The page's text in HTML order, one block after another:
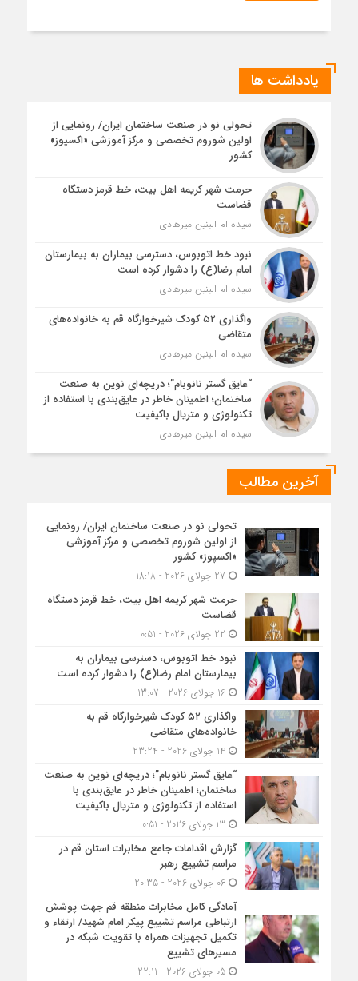
یادداشت ها
تحولی نو در صنعت ساختمان ایران/ رونمایی از
اولین شوروم تخصصی و مرکز آموزشی «اکسپوز»
کشور
حرمت شهر کریمه اهل بیت، خط قرمز دستگاه
قضاست
سیده ام البنین میرهادی
نبود خط اتوبوس، دسترسی بیماران به بیمارستان
امام رضا(ع) را دشوار کرده است
سیده ام البنین میرهادی
واگذاری ۵۲ کودک شیرخوارگاه قم به خانواده‌های
متقاضی
سیده ام البنین میرهادی
“عایق گستر نانوبام”؛ دریچه‌ای نوین به صنعت
ساختمان؛ اطمینان خاطر در عایق‌بندی با استفاده از
تکنولوژی و متریال باکیفیت
سیده ام البنین میرهادی
آخرین مطالب
تحولی نو در صنعت ساختمان ایران/ رونمایی
از اولین شوروم تخصصی و مرکز آموزشی
«اکسپوز» کشور
حرمت شهر کریمه اهل بیت، خط قرمز دستگاه
قضاست
نبود خط اتوبوس، دسترسی بیماران به
بیمارستان امام رضا(ع) را دشوار کرده است
16 جولای 2026 - 13:07
واگذاری ۵۲ کودک شیرخوارگاه قم به
خانواده‌های متقاضی
“عایق گستر نانوبام”؛ دریچه‌ای نوین به صنعت
ساختمان؛ اطمینان خاطر در عایق‌بندی با
استفاده از تکنولوژی و متریال باکیفیت
گزارش اقدامات جامع مخابرات استان قم در
مراسم تشییع رهبر
06 جولای 2026 - 20:35
آمادگی کامل مخابرات منطقه قم جهت پوشش
ارتباطی مراسم تشییع پیکر امام شهید/ ارتقاء و
تکمیل تجهیزات همراه با تقویت شبکه در
مسیرهای تشییع
05 جولای 2026 - 22:11